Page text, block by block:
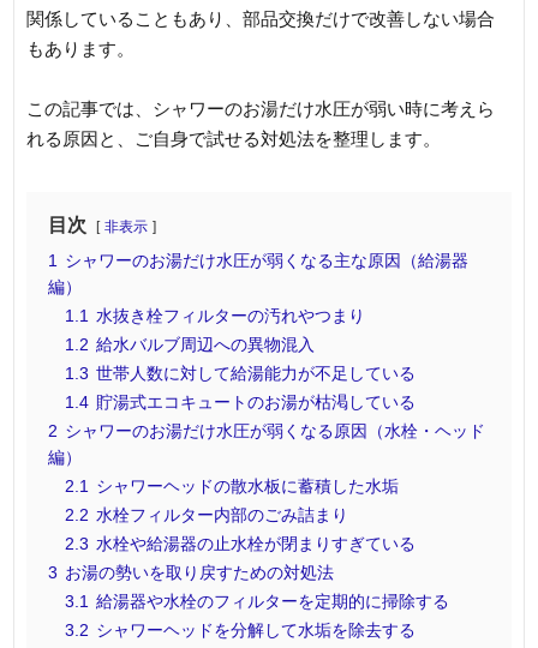
関係していることもあり、部品交換だけで改善しない場合
もあります。
この記事では、シャワーのお湯だけ水圧が弱い時に考えら
れる原因と、ご自身で試せる対処法を整理します。
目次 非表示
1
シャワーのお湯だけ水圧が弱くなる主な原因（給湯器
編）
1.1
水抜き栓フィルターの汚れやつまり
1.2 給水バルブ周辺への異物混入
1.3 世帯人数に対して給湯能力が不足している
1.4 貯湯式エコキュートのお湯が枯渇している
2 シャワーのお湯だけ水圧が弱くなる原因（水栓・ヘッド
編）
2.1
シャワーヘッドの散水板に蓄積した水垢
2.2 水栓フィルター内部のごみ詰まり
2.3 水栓や給湯器の止水栓が閉まりすぎている
3 お湯の勢いを取り戻すための対処法
3.1
給湯器や水栓のフィルターを定期的に掃除する
3.2 シャワーヘッドを分解して水垢を除去する